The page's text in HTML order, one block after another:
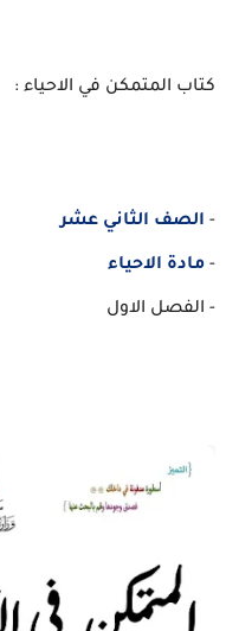
كتاب المتمكن في الاحياء :
- الصف الثاني عشر
- مادة الاحياء
- الفصل الاول